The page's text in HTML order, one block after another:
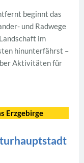
beginnt das
und Radwege
im
hinunterfährst –
Aktivitäten für
Erzgebirge